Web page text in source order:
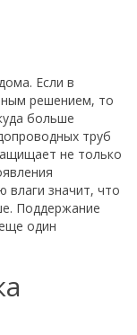
Если в
решением, то
больше
труб
не только
влаги значит, что
Поддержание
один